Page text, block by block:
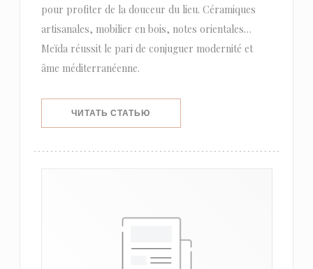
pour profiter de la douceur du lieu. Céramiques
artisanales, mobilier en bois, notes orientales…
Meïda réussit le pari de conjuguer modernité et
âme méditerranéenne.
ЧИТАТЬ СТАТЬЮ